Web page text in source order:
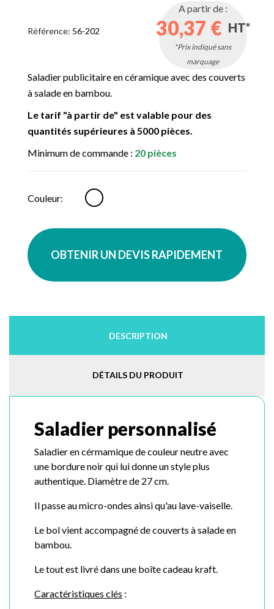
Référence: 56-202
A partir de :
30,37 € HT*
*Prix indiqué sans
marquage
Saladier publicitaire en céramique avec des couverts
à salade en bambou.
Le tarif "à partir de" est valable pour des
quantités supérieures à 5000 pièces.
Minimum de commande : 20 pièces
Couleur: Blanc
OBTENIR UN DEVIS RAPIDEMENT
DESCRIPTION
DÉTAILS DU PRODUIT
Saladier personnalisé
Saladier en cérmamique de couleur neutre avec
une bordure noir qui lui donne un style plus
authentique. Diamètre de 27 cm.
Il passe au micro-ondes ainsi qu'au lave-vaiselle.
Le bol vient accompagné de couverts à salade en
bambou.
Le tout est livré dans une boîte cadeau kraft.
Caractéristiques clés :